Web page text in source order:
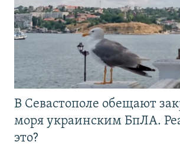
В Севастополе обещают
моря украинским БпЛА.
это?